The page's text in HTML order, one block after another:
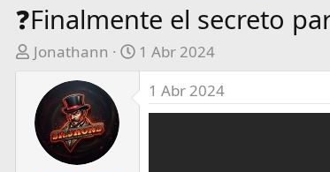
❓Finalmente el secreto
A
o
r
Jonathann
F
e
c
h
1 Abr 2024
1 Abr 2024